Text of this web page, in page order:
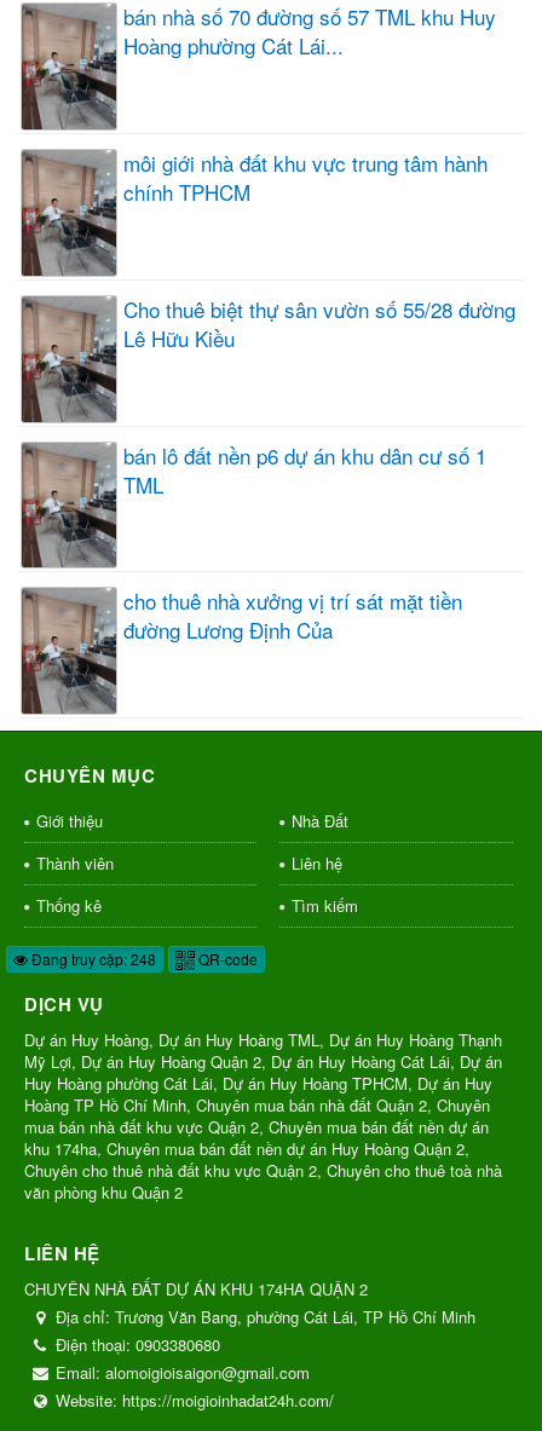
bán nhà số 70 đường số 57 TML khu Huy
Hoàng phường Cát Lái...
môi giới nhà đất khu vực trung tâm hành
chính TPHCM
Cho thuê biệt thự sân vườn số 55/28 đường
Lê Hữu Kiều
bán lô đất nền p6 dự án khu dân cư số 1
TML
cho thuê nhà xưởng vị trí sát mặt tiền
đường Lương Định Của
CHUYÊN MỤC
Giới thiệu
Nhà Đất
Thành viên
Liên hệ
Thống kê
Tìm kiếm
Đang truy cập: 248 QR-code
DỊCH VỤ
Dự án Huy Hoàng, Dự án Huy Hoàng TML, Dự án Huy Hoàng Thạnh
Mỹ Lợi, Dự án Huy Hoàng Quận 2, Dự án Huy Hoàng Cát Lái, Dự án
Huy Hoàng phường Cát Lái, Dự án Huy Hoàng TPHCM, Dự án Huy
Hoàng TP Hồ Chí Minh, Chuyên mua bán nhà đất Quận 2, Chuyên
mua bán nhà đất khu vực Quận 2, Chuyên mua bán đất nền dự án
khu 174ha, Chuyên mua bán đất nền dự án Huy Hoàng Quận 2,
Chuyên cho thuê nhà đất khu vực Quận 2, Chuyên cho thuê toà nhà
văn phòng khu Quận 2
LIÊN HỆ
CHUYÊN NHÀ ĐẤT DỰ ÁN KHU 174HA QUẬN 2
Địa chỉ: Trương Văn Bang, phường Cát Lái, TP Hồ Chí Minh
Điện thoại: 0903380680
Email: alomoigioisaigon@gmail.com
Website: https://moigioinhadat24h.com/